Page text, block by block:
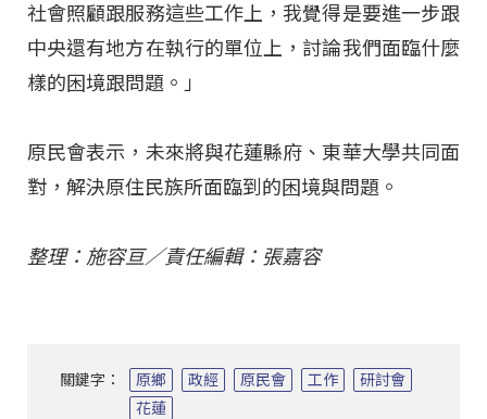
社會照顧跟服務這些工作上，我覺得是要進一步跟
中央還有地方在執行的單位上，討論我們面臨什麼
樣的困境跟問題。」
原民會表示，未來將與花蓮縣府、東華大學共同面
對，解決原住民族所面臨到的困境與問題。
整理：施容亘／責任編輯：張嘉容
關鍵字： 原鄉 政經 原民會 工作
研討會
花蓮